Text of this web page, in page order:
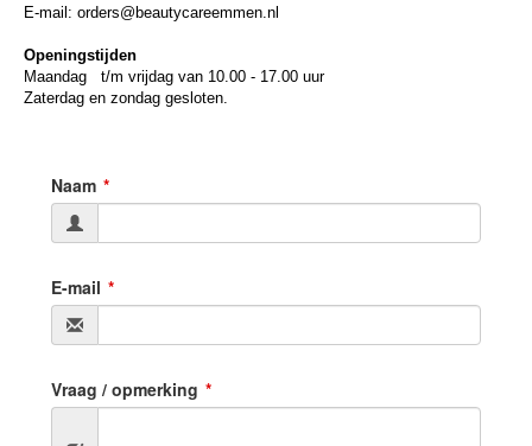
E-mail: orders@beautycareemmen.nl
Openingstijden
Maandag t/m vrijdag van 10.00 - 17.00 uur
Zaterdag en zondag gesloten.